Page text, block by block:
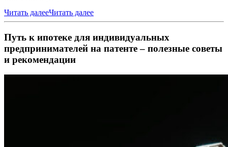
Читать далееЧитать далее
Путь к ипотеке для индивидуальных
предпринимателей на патенте – полезные советы
и рекомендации